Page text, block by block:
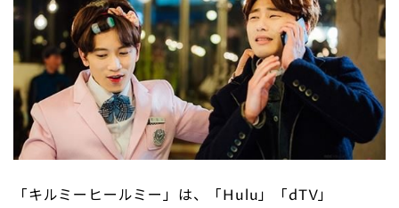
「キルミーヒールミー」は、「Hulu」「dTV」